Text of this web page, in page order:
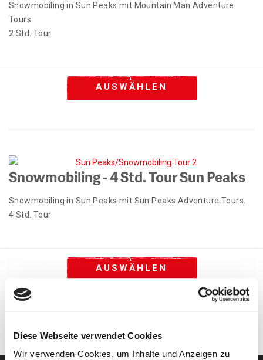
Diese Webseite verwendet Cookies
Wir verwenden Cookies, um Inhalte und Anzeigen zu
Snowmobiling in Sun Peaks mit Mountain Man Adventure
Tours.
2 Std. Tour
AUSWÄHLEN
Snowmobiling - 4 Std. Tour Sun Peaks
Snowmobiling in Sun Peaks mit Sun Peaks Adventure Tours.
4 Std. Tour
AUSWÄHLEN